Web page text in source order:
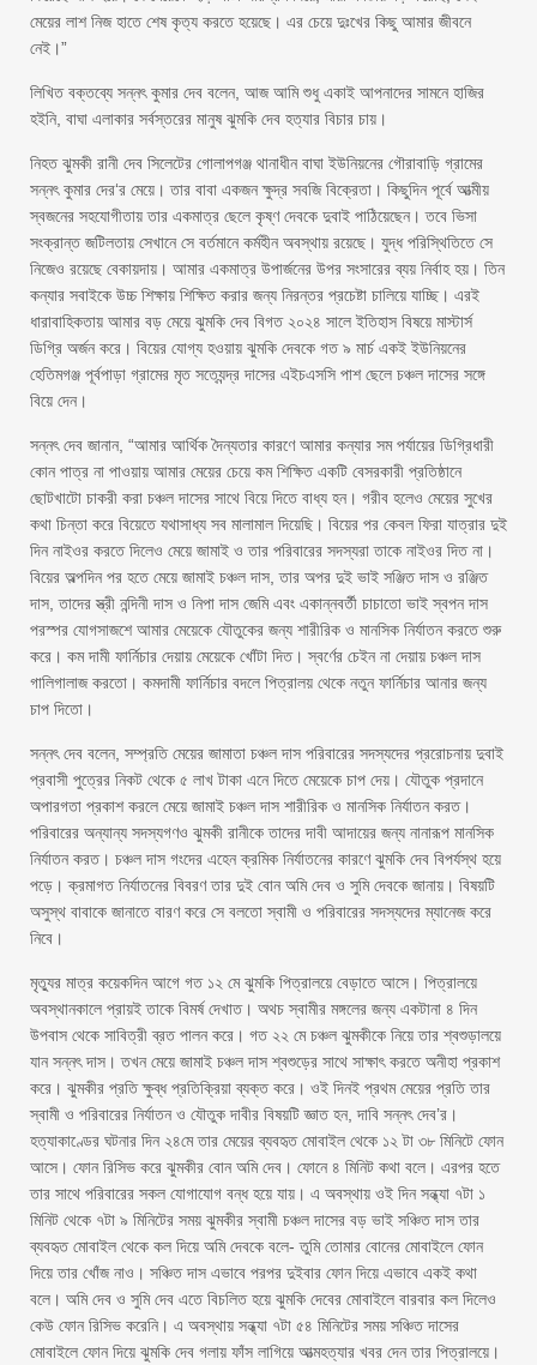
মেয়ের লাশ নিজ হাতে শেষ কৃত্য করতে হয়েছে। এর চেয়ে দুঃখের কিছু আমার জীবনে
নেই।”
লিখিত বক্তব্যে সন্নৎ কুমার দেব বলেন, আজ আমি শুধু একাই আপনাদের সামনে হাজির
হইনি, বাঘা এলাকার সর্বস্তরের মানুষ ঝুমকি দেব হত্যার বিচার চায়।
নিহত ঝুমকী রানী দেব সিলেটের গোলাপগঞ্জ থানাধীন বাঘা ইউনিয়নের গৌরাবাড়ি গ্রামের
সন্নৎ কুমার দের‘র মেয়ে। তার বাবা একজন ক্ষুদ্র সবজি বিক্রেতা। কিছুদিন পূর্বে আত্মীয়
স্বজনের সহযোগীতায় তার একমাত্র ছেলে কৃষ্ণ দেবকে দুবাই পাঠিয়েছেন। তবে ভিসা
সংক্রান্ত জটিলতায় সেখানে সে বর্তমানে কর্মহীন অবস্থায় রয়েছে। যুদ্ধ পরিস্থিতিতে সে
নিজেও রয়েছে বেকায়দায়। আমার একমাত্র উপার্জনের উপর সংসারের ব্যয় নির্বাহ হয়। তিন
কন্যার সবাইকে উচ্চ শিক্ষায় শিক্ষিত করার জন্য নিরন্তর প্রচেষ্টা চালিয়ে যাচ্ছি। এরই
ধারাবাহিকতায় আমার বড় মেয়ে ঝুমকি দেব বিগত ২০২৪ সালে ইতিহাস বিষয়ে মাস্টার্স
ডিগ্রি অর্জন করে। বিয়ের যোগ্য হওয়ায় ঝুমকি দেবকে গত ৯ মার্চ একই ইউনিয়নের
হেতিমগঞ্জ পূর্বপাড়া গ্রামের মৃত সত্যেন্দ্র দাসের এইচএসসি পাশ ছেলে চঞ্চল দাসের সঙ্গে
বিয়ে দেন।
সন্নৎ দেব জানান, “আমার আর্থিক দৈন্যতার কারণে আমার কন্যার সম পর্যায়ের ডিগ্রিধারী
কোন পাত্র না পাওয়ায় আমার মেয়ের চেয়ে কম শিক্ষিত একটি বেসরকারী প্রতিষ্ঠানে
ছোটখাটো চাকরী করা চঞ্চল দাসের সাথে বিয়ে দিতে বাধ্য হন। গরীব হলেও মেয়ের সুখের
কথা চিন্তা করে বিয়েতে যথাসাধ্য সব মালামাল দিয়েছি। বিয়ের পর কেবল ফিরা যাত্রার দুই
দিন নাইওর করতে দিলেও মেয়ে জামাই ও তার পরিবারের সদস্যরা তাকে নাইওর দিত না।
বিয়ের অল্পদিন পর হতে মেয়ে জামাই চঞ্চল দাস, তার অপর দুই ভাই সঞ্জিত দাস ও রঞ্জিত
দাস, তাদের স্ত্রী নন্দিনী দাস ও নিপা দাস জেমি এবং একান্নবর্তী চাচাতো ভাই স্বপন দাস
পরস্পর যোগসাজশে আমার মেয়েকে যৌতুকের জন্য শারীরিক ও মানসিক নির্যাতন করতে শুরু
করে। কম দামী ফার্নিচার দেয়ায় মেয়েকে খোঁটা দিত। স্বর্ণের চেইন না দেয়ায় চঞ্চল দাস
গালিগালাজ করতো। কমদামী ফার্নিচার বদলে পিত্রালয় থেকে নতুন ফার্নিচার আনার জন্য
চাপ দিতো।
সন্নৎ দেব বলেন, সম্প্রতি মেয়ের জামাতা চঞ্চল দাস পরিবারের সদস্যদের প্ররোচনায় দুবাই
প্রবাসী পুত্রের নিকট থেকে ৫ লাখ টাকা এনে দিতে মেয়েকে চাপ দেয়। যৌতুক প্রদানে
অপারগতা প্রকাশ করলে মেয়ে জামাই চঞ্চল দাস শারীরিক ও মানসিক নির্যাতন করত।
পরিবারের অন্যান্য সদস্যগণও ঝুমকী রানীকে তাদের দাবী আদায়ের জন্য নানারূপ মানসিক
নির্যাতন করত। চঞ্চল দাস গংদের এহেন ক্রমিক নির্যাতনের কারণে ঝুমকি দেব বিপর্যস্থ হয়ে
পড়ে। ক্রমাগত নির্যাতনের বিবরণ তার দুই বোন অমি দেব ও সুমি দেবকে জানায়। বিষয়টি
অসুস্থ বাবাকে জানাতে বারণ করে সে বলতো স্বামী ও পরিবারের সদস্যদের ম্যানেজ করে
নিবে।
মৃত্যুর মাত্র কয়েকদিন আগে গত ১২ মে ঝুমকি পিত্রালয়ে বেড়াতে আসে। পিত্রালয়ে
অবস্থানকালে প্রায়ই তাকে বিমর্ষ দেখাত। অথচ স্বামীর মঙ্গলের জন্য একটানা ৪ দিন
উপবাস থেকে সাবিত্রী ব্রত পালন করে। গত ২২ মে চঞ্চল ঝুমকীকে নিয়ে তার শ্বশুড়ালয়ে
যান সন্নৎ দাস। তখন মেয়ে জামাই চঞ্চল দাস শ্বশুড়ের সাথে সাক্ষাৎ করতে অনীহা প্রকাশ
করে। ঝুমকীর প্রতি ক্ষুব্ধ প্রতিক্রিয়া ব্যক্ত করে। ওই দিনই প্রথম মেয়ের প্রতি তার
স্বামী ও পরিবারের নির্যাতন ও যৌতুক দাবীর বিষয়টি জ্ঞাত হন, দাবি সন্নৎ দেব’র।
হত্যাকাণ্ডের ঘটনার দিন ২৪মে তার মেয়ের ব্যবহৃত মোবাইল থেকে ১২ টা ৩৮ মিনিটে ফোন
আসে। ফোন রিসিভ করে ঝুমকীর বোন অমি দেব। ফোনে ৪ মিনিট কথা বলে। এরপর হতে
তার সাথে পরিবারের সকল যোগাযোগ বন্ধ হয়ে যায়। এ অবস্থায় ওই দিন সন্ধ্যা ৭টা ১
মিনিট থেকে ৭টা ৯ মিনিটের সময় ঝুমকীর স্বামী চঞ্চল দাসের বড় ভাই সঞ্চিত দাস তার
ব্যবহৃত মোবাইল থেকে কল দিয়ে অমি দেবকে বলে- তুমি তোমার বোনের মোবাইলে ফোন
দিয়ে তার খোঁজ নাও। সঞ্চিত দাস এভাবে পরপর দুইবার ফোন দিয়ে এভাবে একই কথা
বলে। অমি দেব ও সুমি দেব এতে বিচলিত হয়ে ঝুমকি দেবের মোবাইলে বারবার কল দিলেও
কেউ ফোন রিসিভ করেনি। এ অবস্থায় সন্ধ্যা ৭টা ৫৪ মিনিটের সময় সঞ্চিত দাসের
মোবাইলে ফোন দিয়ে ঝুমকি দেব গলায় ফাঁস লাগিয়ে আত্মহত্যার খবর দেন তার পিত্রালয়ে।